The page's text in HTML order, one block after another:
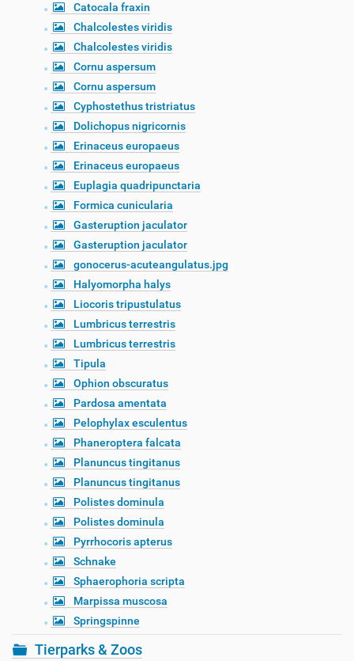
Catocala fraxin
Chalcolestes viridis
Chalcolestes viridis
Cornu aspersum
Cornu aspersum
Cyphostethus tristriatus
Dolichopus nigricornis
Erinaceus europaeus
Erinaceus europaeus
Euplagia quadripunctaria
Formica cunicularia
Gasteruption jaculator
Gasteruption jaculator
gonocerus-acuteangulatus.jpg
Halyomorpha halys
Liocoris tripustulatus
Lumbricus terrestris
Lumbricus terrestris
Tipula
Ophion obscuratus
Pardosa amentata
Pelophylax esculentus
Phaneroptera falcata
Planuncus tingitanus
Planuncus tingitanus
Polistes dominula
Polistes dominula
Pyrrhocoris apterus
Schnake
Sphaerophoria scripta
Marpissa muscosa
Springspinne
Tierparks & Zoos